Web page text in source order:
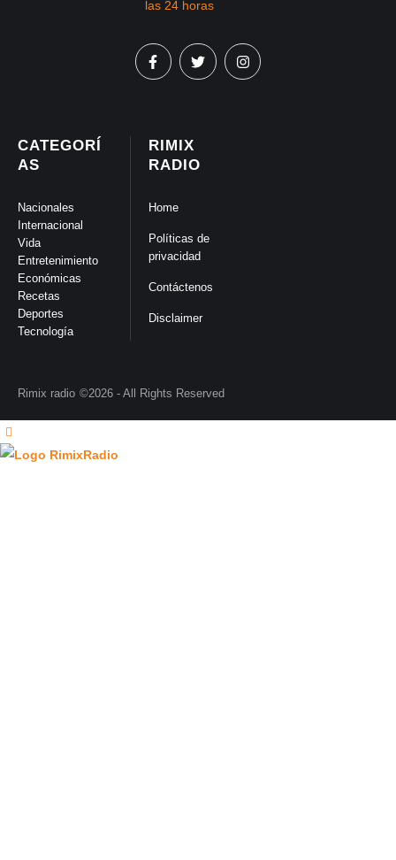
RIMIX
RADIO
Home
Políticas de
privacidad
Contáctenos
Disclaimer
CATEGORÍ
AS
Nacionales
Internacional
Vida
Entretenimiento
Económicas
Recetas
Deportes
Tecnología
Rimix radio ©2026 - All Rights Reserved